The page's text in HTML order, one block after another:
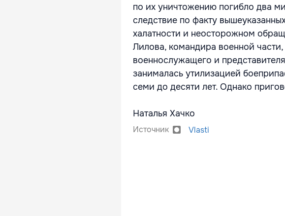
по их уничтожению погибло два
следствие по факту
халатности и неосторожном
Лилова, командира военной
военнослужащего и
занималась утилизацией
семи до десяти лет. Однако
Наталья Хачко
Источник Vlasti